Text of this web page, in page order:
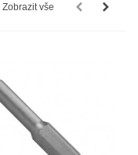
Zobrazit vše